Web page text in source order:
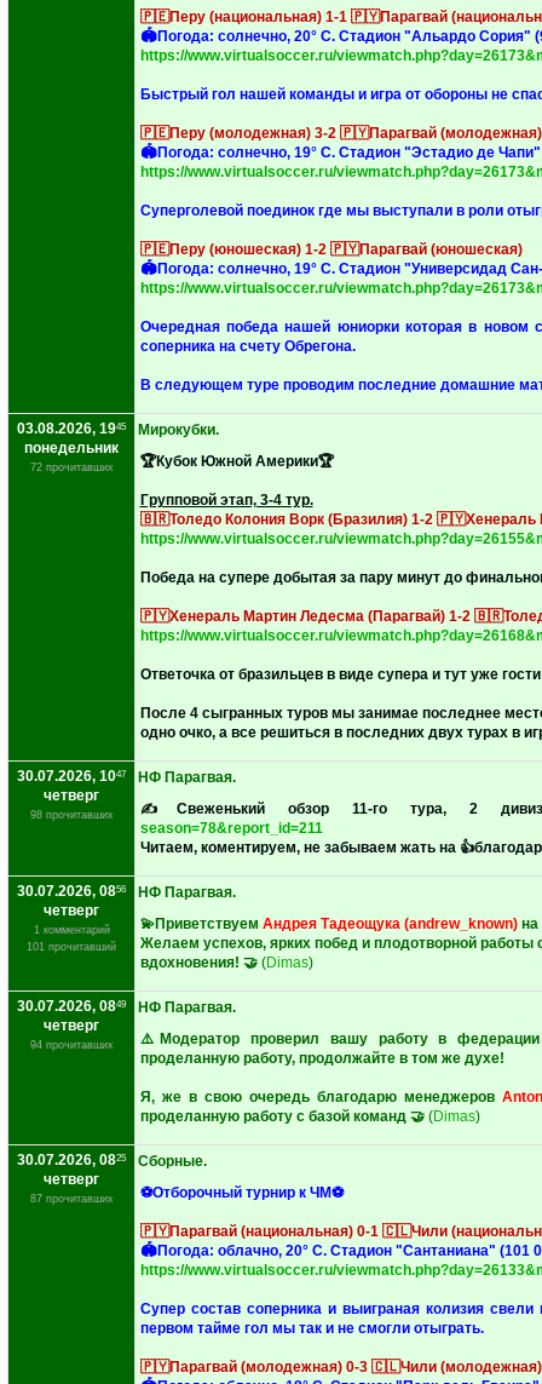
🇵🇪Перу (национальная) 1-1 🇵🇾Парагвай
‎🏟Погода: солнечно, 20° C. Стадион "Альардо Сория"
https://www.virtualsoccer.ru/
‎Быстрый гол нашей команды и игра от обороны не
🇵🇪Перу (молодежная) 3-2 🇵🇾Парагвай (молодежная)
‎🏟Погода: солнечно, 19° C. Стадион "Эстадио де
https://www.virtualsoccer.ru/
‎Суперголевой поединок где мы выступали в роли
🇵🇪Перу (юношеская) 1-2 🇵🇾Парагвай (юношеская)
‎🏟Погода: солнечно, 19° C. Стадион "Универсидад
https://www.virtualsoccer.ru/
‎Очередная победа нашей юниорки которая в новом
соперника на счету Обрегона.
‎В следующем туре проводим последние домашние
03.08.2026, 1945
понедельник
72 прочитавших
Мирокубки.
🏆Кубок Южной Америки🏆
‎Групповой этап, 3-4 тур.
🇧🇷Толедо Колония Ворк (Бразилия) 1-2 🇵🇾Хенераль
https://www.virtualsoccer.ru/
‎Победа на супере добытая за пару минут до
🇵🇾Хенераль Мартин Ледесма (Парагвай) 1-2
https://www.virtualsoccer.ru/
‎Ответочка от бразильцев в виде супера и тут уже
‎После 4 сыгранных туров мы занимае последнее
одно очко, а все решиться в последних двух турах в
30.07.2026, 1047
четверг
98 прочитавших
НФ Парагвая.
✍️Свеженький обзор 11-го тура, 2
season=78&report_id=211
Читаем, коментируем, не забываем жать на
30.07.2026, 0856
четверг
1 комментарий
101 прочитавший
НФ Парагвая.
💫Приветствуем Андрея Тадеощука (andrew_known)на
‎Желаем успехов, ярких побед и плодотворной
вдохновения! 🤝(Dimas)
30.07.2026, 0849
четверг
94 прочитавших
НФ Парагвая.
⚠️Модератор проверил вашу работу в
проделанную работу, продолжайте в том же духе!
‎Я, же в свою очередь благодарю менеджеров
проделанную работу с базой команд 🤝(Dimas)
30.07.2026, 0825
четверг
87 прочитавших
Сборные.
⚽Отборочный турнир к ЧМ⚽
‎🇵🇾Парагвай (национальная) 0-1 🇨🇱Чили
‎🏟Погода: облачно, 20° C. Стадион "Сантаниана" (101
https://www.virtualsoccer.ru/
‎Супер состав соперника и выиграная колизия
первом тайме гол мы так и не смогли отыграть.
🇵🇾Парагвай (молодежная) 0-3 🇨🇱Чили (молодежная)